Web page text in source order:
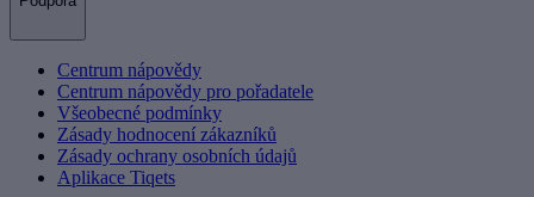
Centrum nápovědy
Centrum nápovědy pro pořadatele
Všeobecné podmínky
Zásady hodnocení zákazníků
Zásady ochrany osobních údajů
Aplikace Tiqets